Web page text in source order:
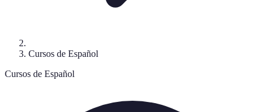
Cursos de Español
Cursos de Español